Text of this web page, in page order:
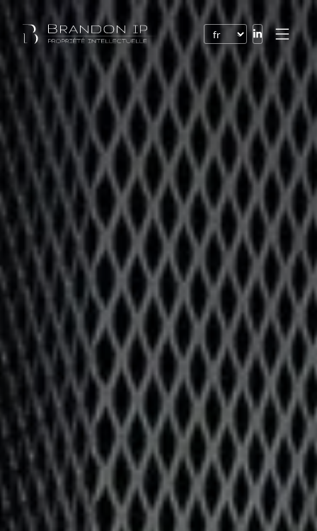
Brevets
Marques
Dessins et modèles
Droit de l’Internet
Noms de domaine
Droits d’auteur
Logiciels
Contrats
Litiges
Valorisation
Douanes
RGPD
Histoire
De A à Z, ou presque
La différence